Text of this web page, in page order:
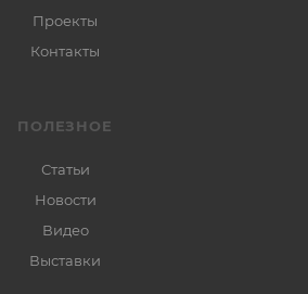
Проекты
Контакты
ПОЛЕЗНОЕ
Статьи
Новости
Видео
Выставки